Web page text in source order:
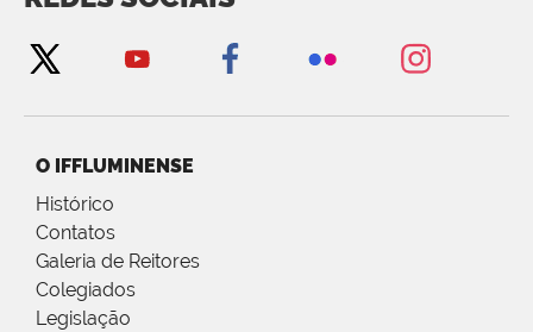
O IFFLUMINENSE
Histórico
Contatos
Galeria de Reitores
Colegiados
Legislação